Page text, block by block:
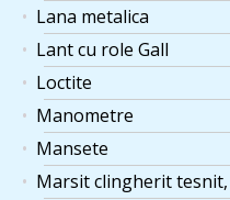
Lana metalica
Lant cu role Gall
Loctite
Manometre
Mansete
Marsit clingherit